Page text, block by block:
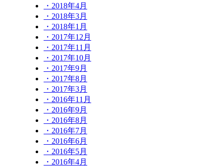
・2018年4月
・2018年3月
・2018年1月
・2017年12月
・2017年11月
・2017年10月
・2017年9月
・2017年8月
・2017年3月
・2016年11月
・2016年9月
・2016年8月
・2016年7月
・2016年6月
・2016年5月
・2016年4月